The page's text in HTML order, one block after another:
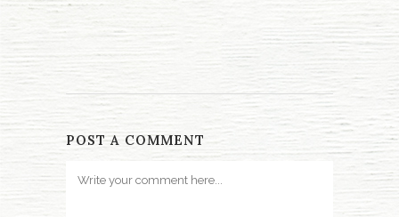
POST A COMMENT